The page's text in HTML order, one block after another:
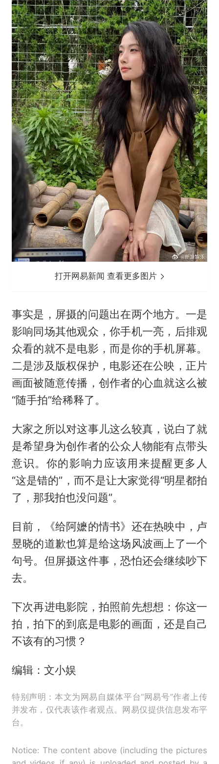
打开网易新闻 查看更多图片
事实是，屏摄的问题出在两个地方。一是
影响同场其他观众，你手机一亮，后排观
众看的就不是电影，而是你的手机屏幕。
二是涉及版权保护，电影还在公映，正片
画面被随意传播，创作者的心血就这么被
“随手拍”给稀释了。
大家之所以对这事儿这么较真，说白了就
是希望身为创作者的公众人物能有点带头
意识。你的影响力应该用来提醒更多人
“这是错的”，而不是让大家觉得“明星都拍
了，那我拍也没问题”。
目前，《给阿嬷的情书》还在热映中，卢
昱晓的道歉也算是给这场风波画上了一个
句号。但屏摄这件事，恐怕还会继续吵下
去。
下次再进电影院，拍照前先想想：你这一
拍，拍下的到底是电影的画面，还是自己
不该有的习惯？
编辑：文小娱
特别声明：本文为网易自媒体平台“网易号”作者上传
并发布，仅代表该作者观点。网易仅提供信息发布平
台。
Notice: The content above (including the pictures